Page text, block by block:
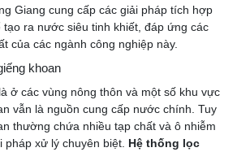
Giang cung cấp các giải pháp tích hợp
tạo ra nước siêu tinh khiết, đáp ứng các
của các ngành công nghiệp này.
khoan
ở các vùng nông thôn và một số khu vực
vẫn là nguồn cung cấp nước chính. Tuy
thường chứa nhiều tạp chất và ô nhiễm
xử lý chuyên biệt. Hệ thống lọc